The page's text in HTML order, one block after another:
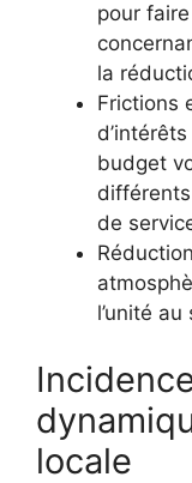
pour
la
Frictions
budget
de
l’unité
locale